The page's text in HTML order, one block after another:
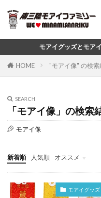
モアイグッズとモア
HOME "モアイ像" の検索
SEARCH
「モアイ像」の検索
モアイ像
新着順 人気順 オススメ
モアイグッズ
コラボグッズ
おもしろ雑貨
モアイの雑学
イースター島
モアイグッズ